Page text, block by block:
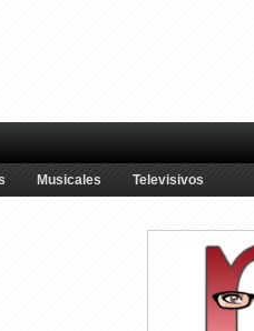
Musicales Televisivos